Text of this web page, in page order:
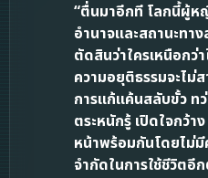
“ตื่นมาอีกที โลกนี้ผู้ห
อำนาจและสถานะทา
ตัดสินว่าใครเหนือกว่
ความอยุติธรรมจะไม่
การแก้แค้นสลับขั้ว ท
ตระหนักรู้ เปิดใจกว้า
หน้าพร้อมกันโดยไม่มี
จำกัดในการใช้ชีวิตอี